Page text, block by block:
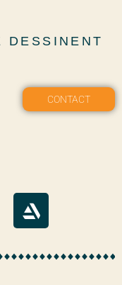
DESSINENT
CONTACT